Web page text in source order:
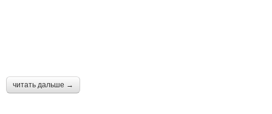
читать дальше →